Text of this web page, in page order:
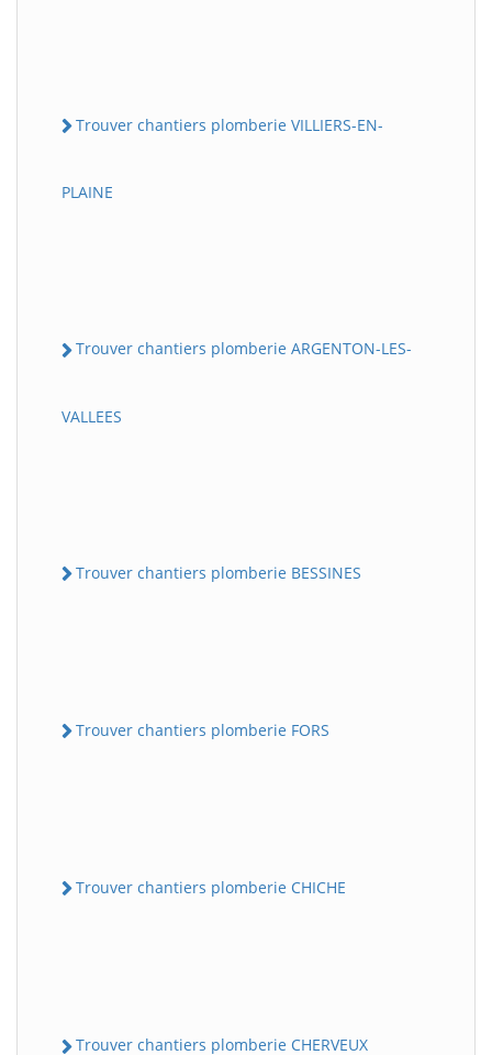
Trouver chantiers plomberie VILLIERS-EN-
PLAINE
Trouver chantiers plomberie ARGENTON-LES-
VALLEES
Trouver chantiers plomberie BESSINES
Trouver chantiers plomberie FORS
Trouver chantiers plomberie CHICHE
Trouver chantiers plomberie CHERVEUX